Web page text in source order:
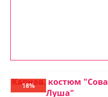
Карнав. костюм "Сова
Луша"
18%